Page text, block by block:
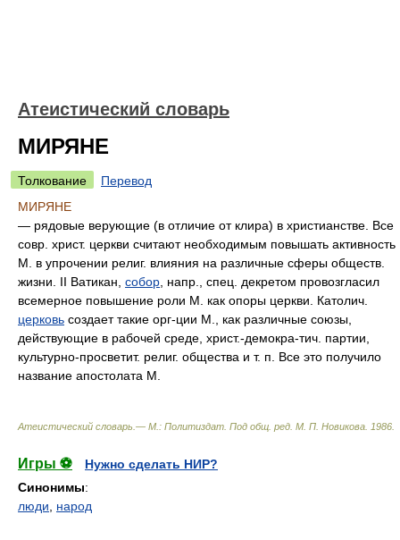
Атеистический словарь
МИРЯНЕ
Толкование
Перевод
МИРЯНЕ
— рядовые верующие (в отличие от клира) в христианстве. Все
совр. христ. церкви считают необходимым повышать активность
М. в упрочении религ. влияния на различные сферы обществ.
жизни. II Ватикан, собор , напр., спец. декретом провозгласил
всемерное повышение роли М. как опоры церкви. Католич.
церковь создает такие орг-ции М., как различные союзы,
действующие в рабочей среде, христ.-демокра-тич. партии,
культурно-просветит. религ. общества и т. п. Все это получило
название апостолата М.
Атеистический словарь.— М.: Политиздат Под общ. ред. М. П. Новикова 1986
Игры ⚽
Нужно сделать НИР?
Синонимы:
люди
народ